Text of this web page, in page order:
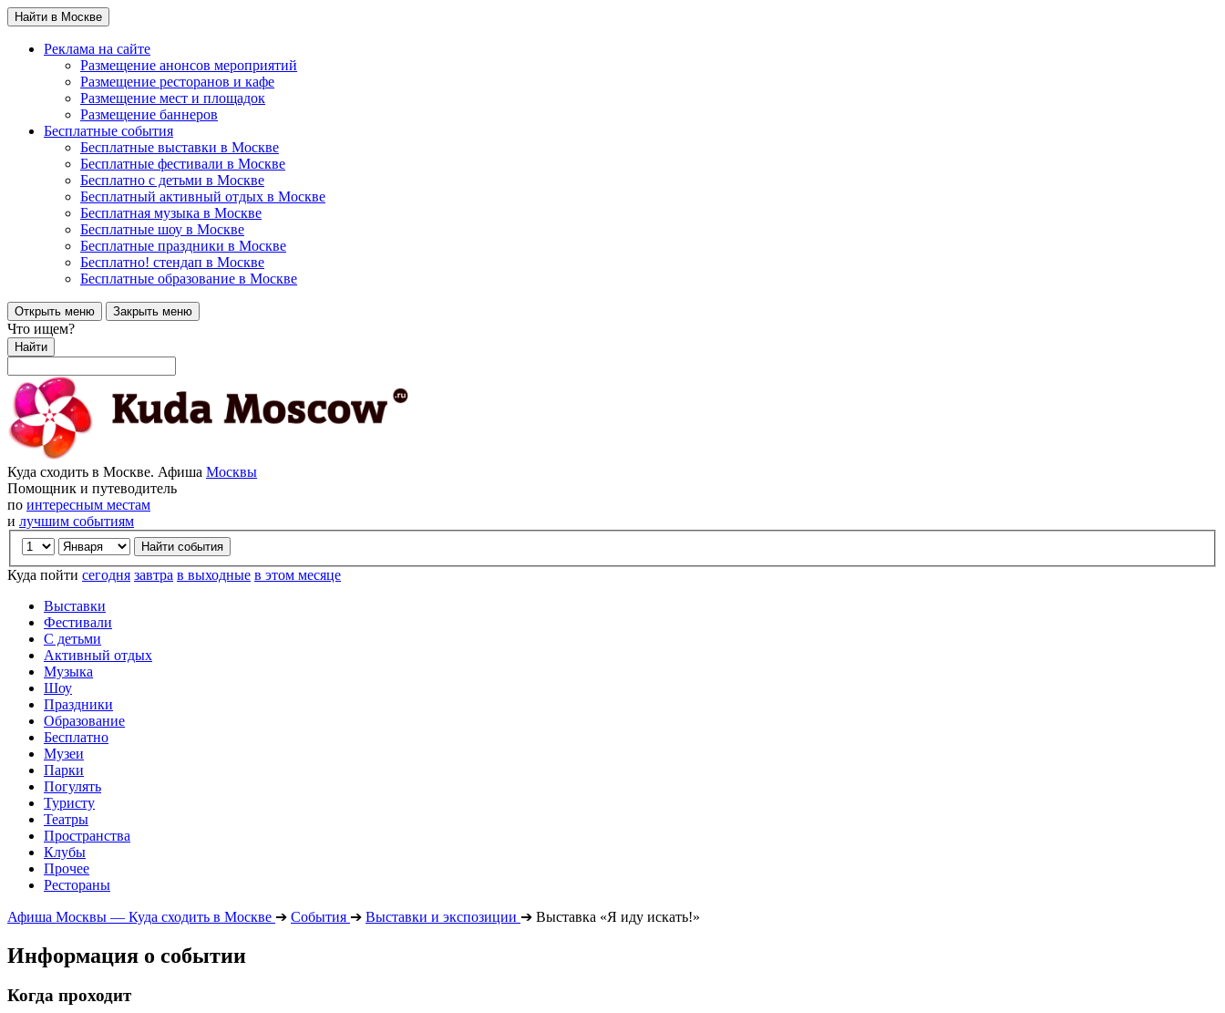
Найти в Москве
Реклама на сайте
Размещение анонсов мероприятий
Размещение ресторанов и кафе
Размещение мест и площадок
Размещение баннеров
Бесплатные события
Бесплатные выставки в Москве
Бесплатные фестивали в Москве
Бесплатно с детьми в Москве
Бесплатный активный отдых в Москве
Бесплатная музыка в Москве
Бесплатные шоу в Москве
Бесплатные праздники в Москве
Бесплатно! стендап в Москве
Бесплатные образование в Москве
Открыть меню Закрыть меню
Что ищем?
Найти
Куда сходить в Москве. Афиша Москвы
Помощник и путеводитель
по интересным местам
и лучшим событиям
Куда пойти сегодня завтра в выходные в этом месяце
Выставки
Фестивали
С детьми
Активный отдых
Музыка
Шоу
Праздники
Образование
Бесплатно
Музеи
Парки
Погулять
Туристу
Театры
Пространства
Клубы
Прочее
Рестораны
Афиша Москвы — Куда сходить в Москве ➔ События ➔ Выставки и экспозиции ➔ Выставка «Я иду искать!»
Информация о событии
Когда проходит